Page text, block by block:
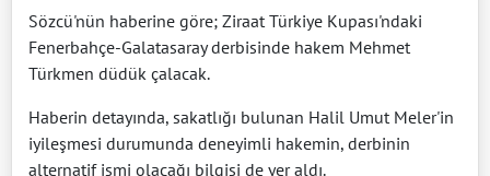
Sözcü'nün haberine göre; Ziraat Türkiye Kupası'ndaki
Fenerbahçe-Galatasaray derbisinde hakem Mehmet
Türkmen düdük çalacak.
Haberin detayında, sakatlığı bulunan Halil Umut Meler'in
iyileşmesi durumunda deneyimli hakemin, derbinin
alternatif ismi olacağı bilgisi de yer aldı.